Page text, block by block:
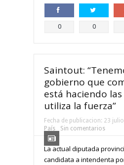
Compartir
0 Compartir
0
Saintout:
gobierno que
está haciendo
utiliza la fuerza”
Fecha de publicacion: 23
País
Sin comentarios
La actual diputada
candidata a intendenta